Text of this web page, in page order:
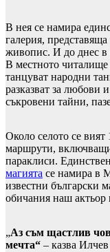
В нея се намира
галерия,
живопис. И до днес в
В местното читалище
танцуват народни
разказват за любови
съкровени тайни,
Около селото се
маршрути,
параклиси.
магията се намира в
известни български
обичания наш
„Аз съм щастлив
мечта“ – казва Илчев